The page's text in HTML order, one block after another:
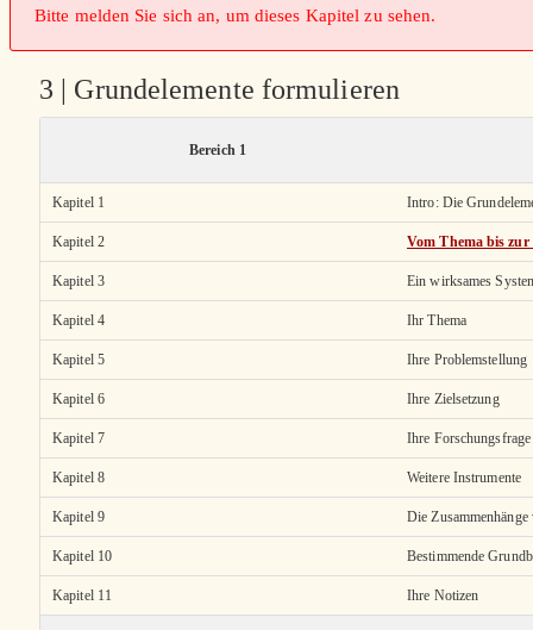
Bitte melden Sie sich an, um dieses Kapitel zu sehen.
3 | Grundelemente formulieren
Bereich 1
Kapitel 1 Intro: Die
Kapitel 2 Vom Thema bis
Kapitel 3 Ein wirksames
Kapitel 4 Ihr Thema
Kapitel 5 Ihre Problemstellung
Kapitel 6 Ihre Zielsetzung
Kapitel 7 Ihre Forschungsfrage
Kapitel 8 Weitere Instrumente
Kapitel 9 Die Zusammenhänge
Kapitel 10 Bestimmende
Kapitel 11 Ihre Notizen